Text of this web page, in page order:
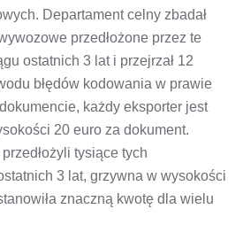
Departament celny zbadał
przedłożone przez te
ostatnich 3 lat i przejrzał 12
błędów kodowania w prawie
każdy eksporter jest
20 euro za dokument.
tysiące tych
3 lat, grzywna w wysokości
znaczną kwotę dla wielu